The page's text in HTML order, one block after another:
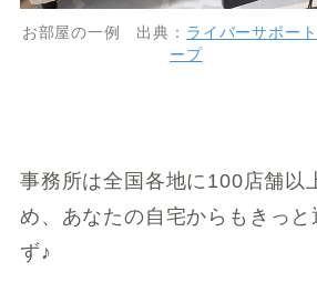
お部屋の一例 出典： ライバーサポー
ープ
事務所は全国各地に100店舗以
め、あなたの自宅からもきっ
ず♪